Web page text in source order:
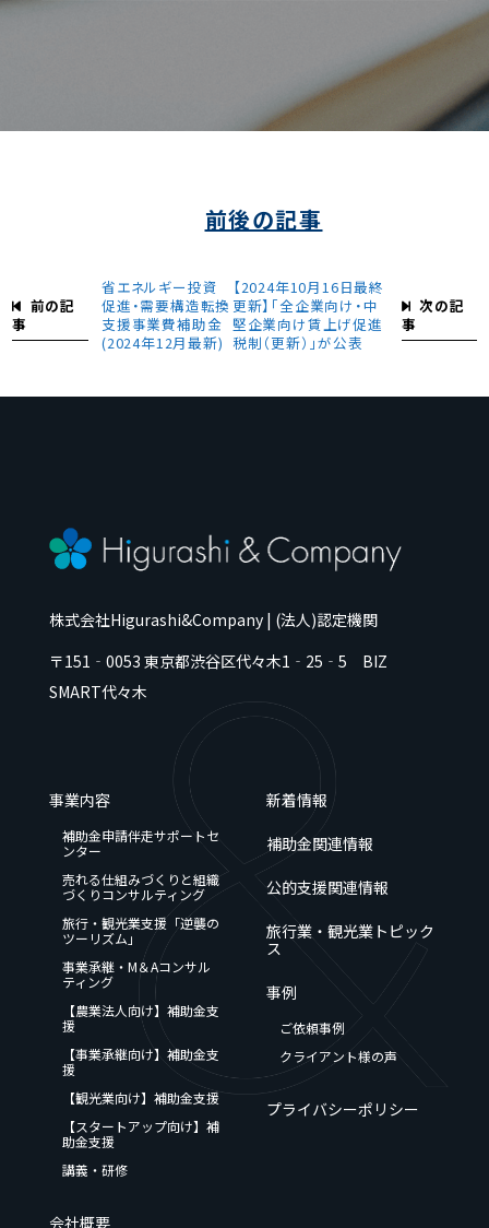
前後の記事
前の記
事
省エネルギー投資
促進・需要構造転換
支援事業費補助金
(2024年12月最新)
次の記
事
【2024年10月16日最終
更新】「全企業向け・中
堅企業向け賃上げ促進
税制（更新）」が公表
株式会社Higurashi&Company | (法人)認定機関
〒151‐0053 東京都渋谷区代々木1‐25‐5 BIZ
SMART代々木
事業内容
補助金申請伴走サポートセ
ンター
売れる仕組みづくりと組織
づくりコンサルティング
旅行・観光業支援「逆襲の
ツーリズム」
事業承継・M＆Aコンサル
ティング
【農業法人向け】補助金支
援
【事業承継向け】補助金支
援
【観光業向け】補助金支援
【スタートアップ向け】補
助金支援
講義・研修
会社概要
新着情報
補助金関連情報
公的支援関連情報
旅行業・観光業トピック
ス
事例
ご依頼事例
クライアント様の声
プライバシーポリシー